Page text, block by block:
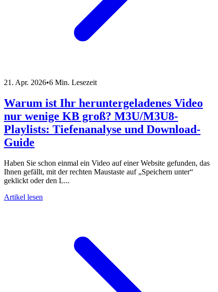
21. Apr. 2026•6 Min. Lesezeit
Warum ist Ihr heruntergeladenes Video
nur wenige KB groß? M3U/M3U8-
Playlists: Tiefenanalyse und Download-
Guide
Haben Sie schon einmal ein Video auf einer Website gefunden, das
Ihnen gefällt, mit der rechten Maustaste auf „Speichern unter“
geklickt oder den L...
Artikel lesen